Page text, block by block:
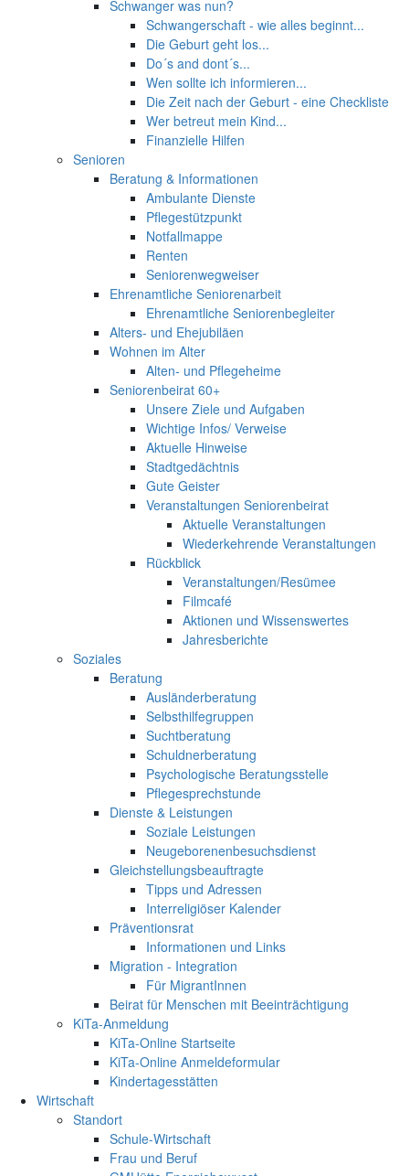
Schwanger was nun?
Schwangerschaft - wie alles beginnt...
Die Geburt geht los...
Do´s and dont´s...
Wen sollte ich informieren...
Die Zeit nach der Geburt - eine Checkliste
Wer betreut mein Kind...
Finanzielle Hilfen
Senioren
Beratung & Informationen
Ambulante Dienste
Pflegestützpunkt
Notfallmappe
Renten
Seniorenwegweiser
Ehrenamtliche Seniorenarbeit
Ehrenamtliche Seniorenbegleiter
Alters- und Ehejubiläen
Wohnen im Alter
Alten- und Pflegeheime
Seniorenbeirat 60+
Unsere Ziele und Aufgaben
Wichtige Infos/ Verweise
Aktuelle Hinweise
Stadtgedächtnis
Gute Geister
Veranstaltungen Seniorenbeirat
Aktuelle Veranstaltungen
Wiederkehrende Veranstaltungen
Rückblick
Veranstaltungen/Resümee
Filmcafé
Aktionen und Wissenswertes
Jahresberichte
Soziales
Beratung
Ausländerberatung
Selbsthilfegruppen
Suchtberatung
Schuldnerberatung
Psychologische Beratungsstelle
Pflegesprechstunde
Dienste & Leistungen
Soziale Leistungen
Neugeborenenbesuchsdienst
Gleichstellungsbeauftragte
Tipps und Adressen
Interreligiöser Kalender
Präventionsrat
Informationen und Links
Migration - Integration
Für MigrantInnen
Beirat für Menschen mit Beeinträchtigung
KiTa-Anmeldung
KiTa-Online Startseite
KiTa-Online Anmeldeformular
Kindertagesstätten
Wirtschaft
Standort
Schule-Wirtschaft
Frau und Beruf